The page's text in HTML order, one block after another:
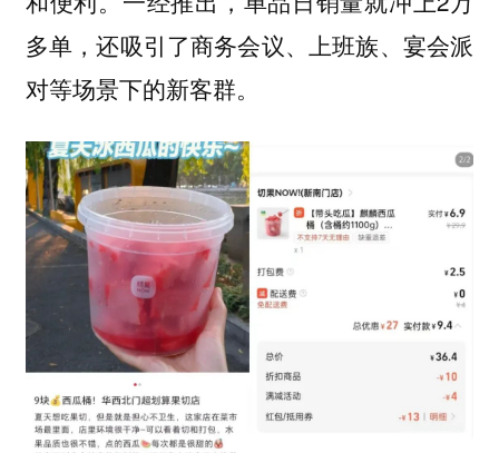
多单，还吸引了商务会议、上班族、宴会派
对等场景下的新客群。